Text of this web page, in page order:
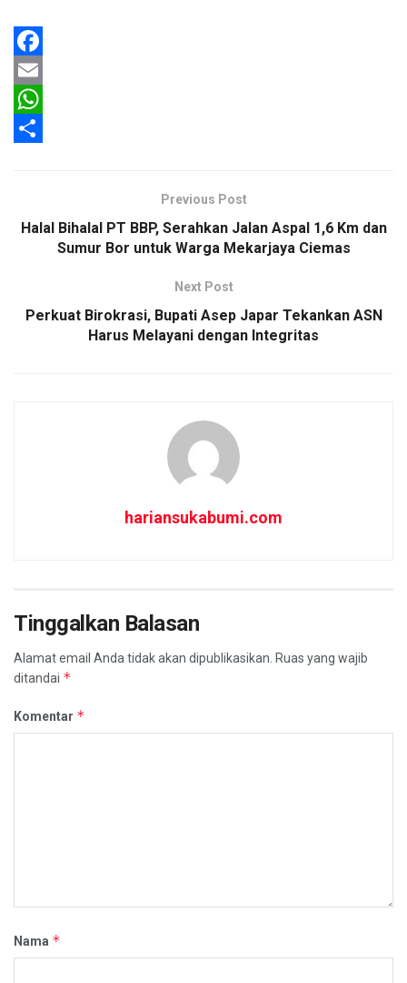
F
a
c
E
m
W
Previous Post
Halal Bihalal PT BBP, Serahkan Jalan Aspal 1,6 Km dan
Sumur Bor untuk Warga Mekarjaya Ciemas
Next Post
Perkuat Birokrasi, Bupati Asep Japar Tekankan ASN
Harus Melayani dengan Integritas
hariansukabumi.com
Tinggalkan Balasan
Alamat email Anda tidak akan dipublikasikan. Ruas yang wajib
ditandai *
Komentar *
Nama *